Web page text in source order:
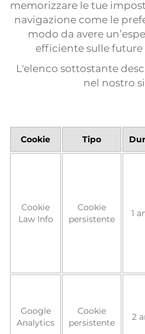
memorizzare le tue
navigazione come le
modo da avere
efficiente sulle future
L'elenco sottostante
nel nostro
Cookie Tipo
Cookie
Law Info
Cookie
persistente
1
Google
Analytics
Cookie
persistente
2